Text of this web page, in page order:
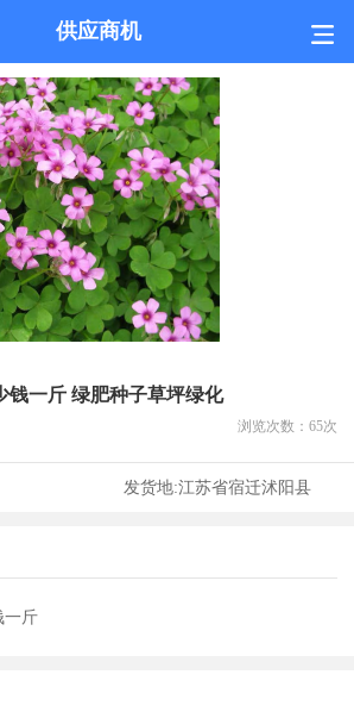
供应商机
钱一斤 绿肥种子草坪绿化
浏览次数： 65次
发货地:江苏省宿迁沭阳县
一斤